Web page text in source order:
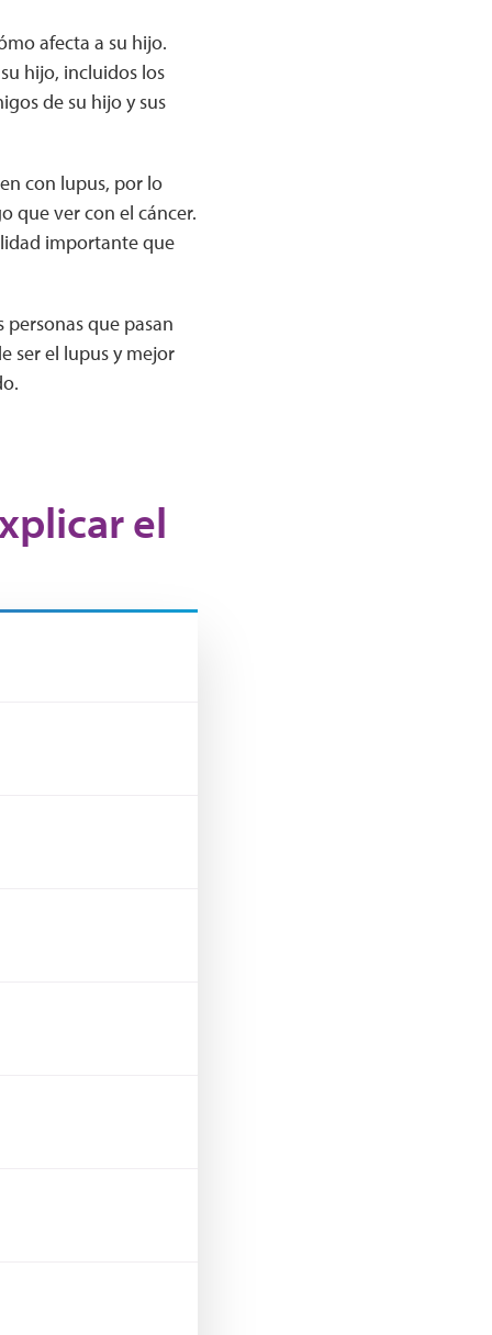
afecta a su hijo.
hijo, incluidos los
de su hijo y sus
con lupus, por lo
que ver con el cáncer.
importante que
que pasan
ser el lupus y mejor
el